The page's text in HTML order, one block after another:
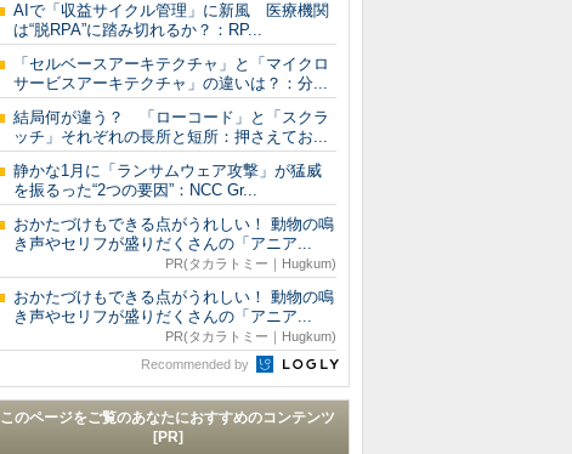
AIで「収益サイクル管理」に新風 医療機関
は“脱RPA”に踏み切れるか？：RP...
「セルベースアーキテクチャ」と「マイクロ
サービスアーキテクチャ」の違いは？：分...
結局何が違う？ 「ローコード」と「スクラ
ッチ」それぞれの長所と短所：押さえてお...
静かな1月に「ランサムウェア攻撃」が猛威
を振るった“2つの要因”：NCC Gr...
おかたづけもできる点がうれしい！ 動物の鳴
き声やセリフが盛りだくさんの「アニア...
PR(タカラトミー｜Hugkum)
おかたづけもできる点がうれしい！ 動物の鳴
き声やセリフが盛りだくさんの「アニア...
PR(タカラトミー｜Hugkum)
Recommended by
このページをご覧のあなたにおすすめのコンテンツ
[PR]